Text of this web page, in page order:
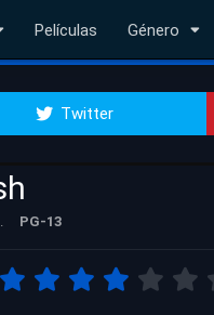
Películas Género
Twitter
PG-13